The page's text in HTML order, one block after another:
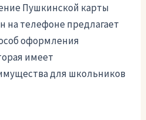
Пушкинской карты
на телефоне предлагает
оформления
имеет
для школьников